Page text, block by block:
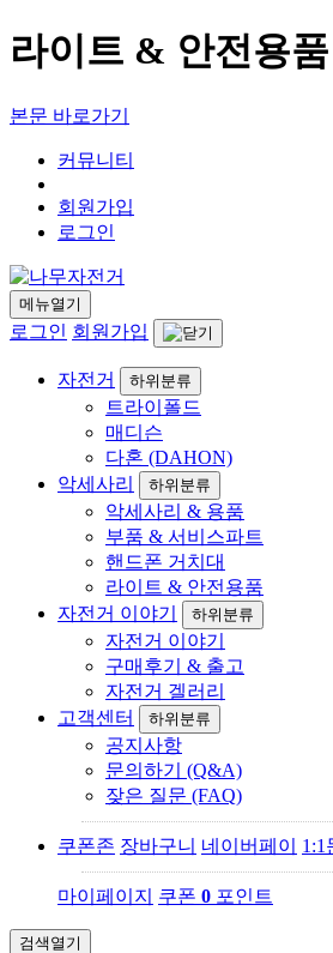
라이트 & 안전용
본문 바로가기
커뮤니티
회원가입
로그인
메뉴열기
로그인 회원가입
자전거 하위분류
트라이폴드
매디슨
다혼 (DAHON)
악세사리
하위분류
악세사리 & 용품
부품 & 서비스파트
핸드폰 거치대
라이트 & 안전용품
자전거 이야기
하위분류
자전거 이야기
구매후기 & 출고
자전거 겔러리
고객센터
하위분류
공지사항
문의하기 (Q&A)
잦은 질문 (FAQ)
쿠폰존 장바구니 네이버페이 1:1
마이페이지 쿠폰 0 포인트
검색열기